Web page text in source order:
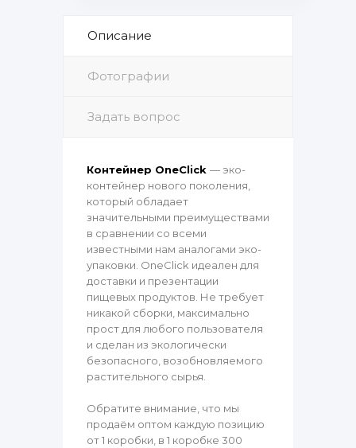
Описание
Фотографии
Задать вопрос
Контейнер OneClick — эко-
контейнер нового поколения,
который обладает
значительными преимуществами
в сравнении со всеми
известными нам аналогами эко-
упаковки. OneClick идеален для
доставки и презентации
пищевых продуктов. Не требует
никакой сборки, максимально
прост для любого пользователя
и сделан из экологически
безопасного, возобновляемого
растительного сырья.
Обратите внимание, что мы
продаём оптом каждую позицию
от 1 коробки, в 1 коробке 300